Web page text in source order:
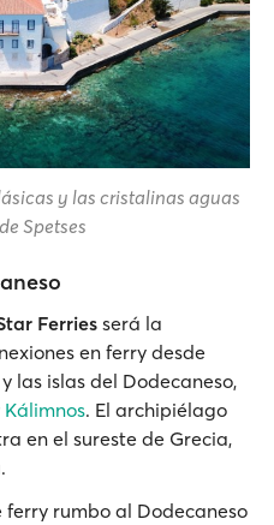
y las cristalinas aguas
Spetses
Ferriesserá la
en ferry desde
y las islas del Dodecaneso,
Kálimnos. El archipiélago
en el sureste de Grecia,
rumbo al Dodecaneso